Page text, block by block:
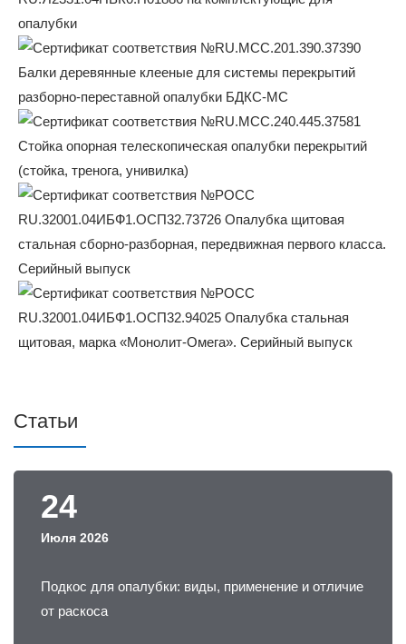
Статьи
24
Июля 2026
Подкос для опалубки: виды, применение и отличие
от раскоса